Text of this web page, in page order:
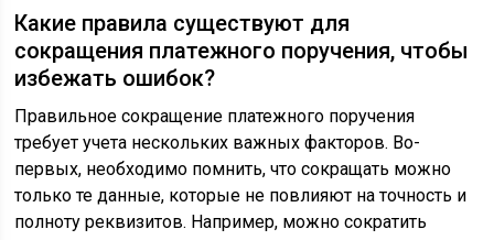
Какие правила существуют для
сокращения платежного поручения, чтобы
избежать ошибок?
Правильное сокращение платежного поручения
требует учета нескольких важных факторов. Во-
первых, необходимо помнить, что сокращать можно
только те данные, которые не повлияют на точность и
полноту реквизитов. Например, можно сократить